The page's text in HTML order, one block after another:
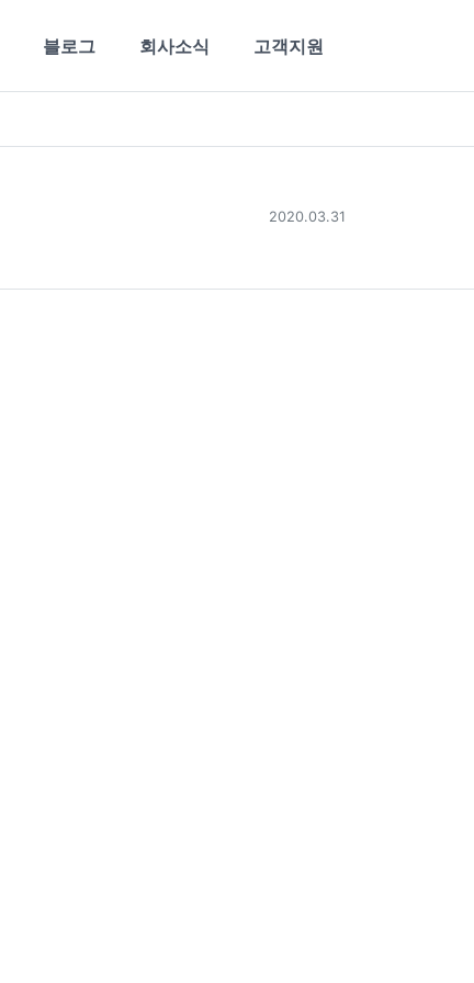
블로그 회사소식 고객지원
2020.03.31